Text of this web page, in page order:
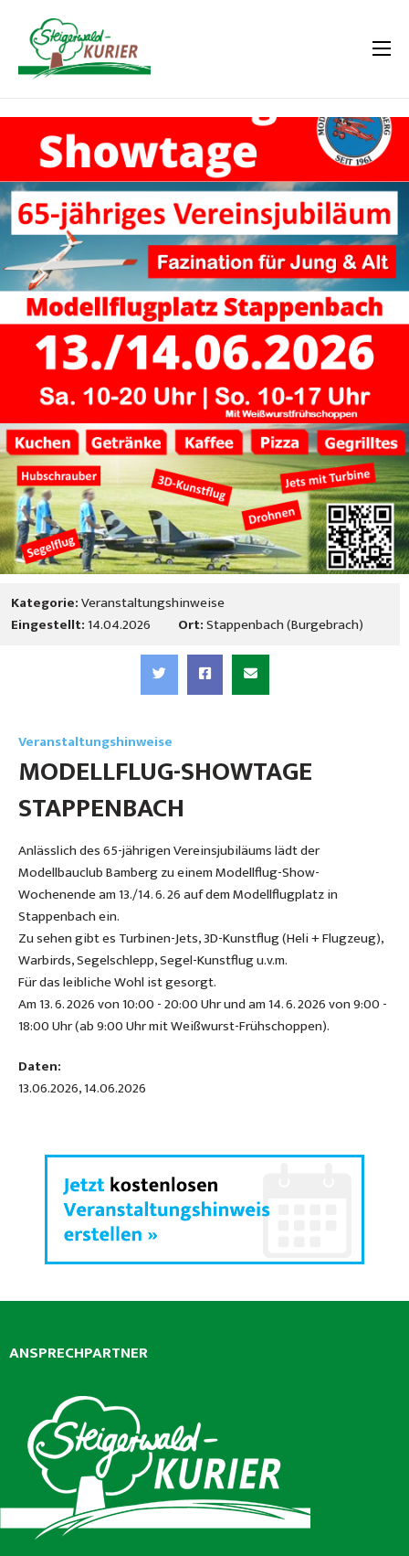
Kategorie:Veranstaltungshinweise
Eingestellt:14.04.2026 Ort:Stappenbach (Burgebrach)
Veranstaltungshinweise
MODELLFLUG-SHOWTAGE
STAPPENBACH
Anlässlich des 65-jährigen Vereinsjubiläums lädt der
Modellbauclub Bamberg zu einem Modellflug-Show-
Wochenende am 13./14. 6. 26 auf dem Modellflugplatz in
Stappenbach ein.
Zu sehen gibt es Turbinen-Jets, 3D-Kunstflug (Heli + Flugzeug),
Warbirds, Segelschlepp, Segel-Kunstflug u.v.m.
Für das leibliche Wohl ist gesorgt.
Am 13. 6. 2026 von 10:00 - 20:00 Uhr und am 14. 6. 2026 von 9:00 -
18:00 Uhr (ab 9:00 Uhr mit Weißwurst-Frühschoppen).
Daten:
13.06.2026, 14.06.2026
ANSPRECHPARTNER